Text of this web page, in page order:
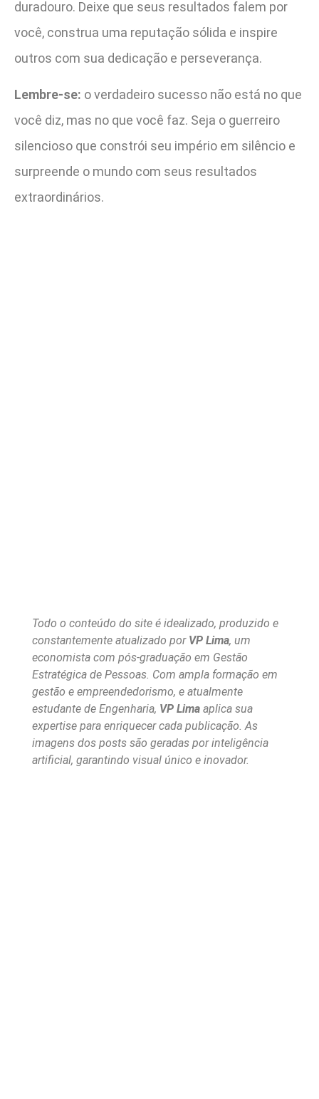
duradouro. Deixe que seus resultados falem por
você, construa uma reputação sólida e inspire
outros com sua dedicação e perseverança.
Lembre-se: o verdadeiro sucesso não está no que
você diz, mas no que você faz. Seja o guerreiro
silencioso que constrói seu império em silêncio e
surpreende o mundo com seus resultados
extraordinários.
Todo o conteúdo do site é idealizado, produzido e
constantemente atualizado por VP Lima, um
economista com pós-graduação em Gestão
Estratégica de Pessoas. Com ampla formação em
gestão e empreendedorismo, e atualmente
estudante de Engenharia, VP Lima aplica sua
expertise para enriquecer cada publicação. As
imagens dos posts são geradas por inteligência
artificial, garantindo visual único e inovador.